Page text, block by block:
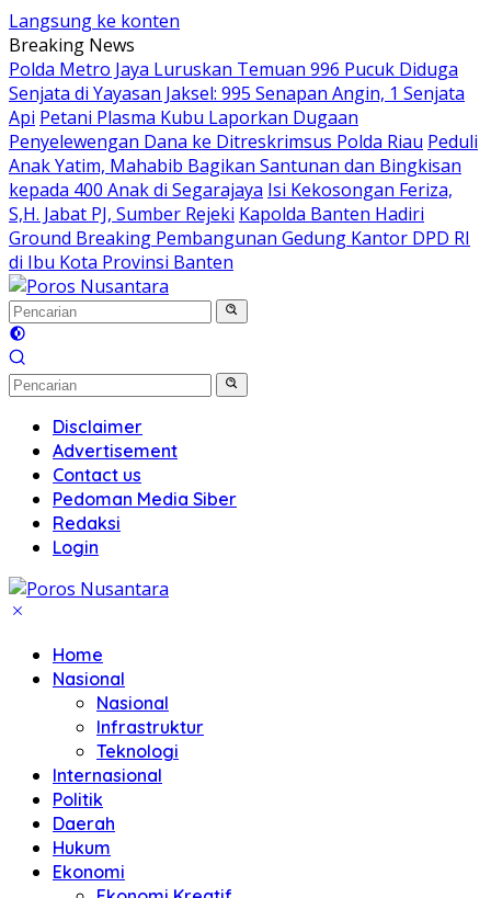
Langsung ke konten
Breaking News
Polda Metro Jaya Luruskan Temuan 996 Pucuk Diduga
Senjata di Yayasan Jaksel: 995 Senapan Angin, 1 Senjata
Api Petani Plasma Kubu Laporkan Dugaan
Penyelewengan Dana ke Ditreskrimsus Polda Riau Peduli
Anak Yatim, Mahabib Bagikan Santunan dan Bingkisan
kepada 400 Anak di Segarajaya Isi Kekosongan Feriza,
S,H. Jabat PJ, Sumber Rejeki Kapolda Banten Hadiri
Ground Breaking Pembangunan Gedung Kantor DPD RI
di Ibu Kota Provinsi Banten
Disclaimer
Advertisement
Contact us
Pedoman Media Siber
Redaksi
Login
Home
Nasional
Nasional
Infrastruktur
Teknologi
Internasional
Politik
Daerah
Hukum
Ekonomi